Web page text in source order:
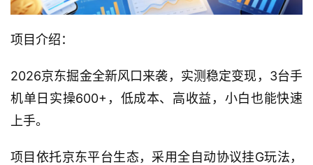
项目介绍：
2026京东掘金全新风口来袭，实测稳定变现，3台手
机单日实操600+，低成本、高收益，小白也能快速
上手。
项目依托京东平台生态，采用全自动协议挂G玩法，